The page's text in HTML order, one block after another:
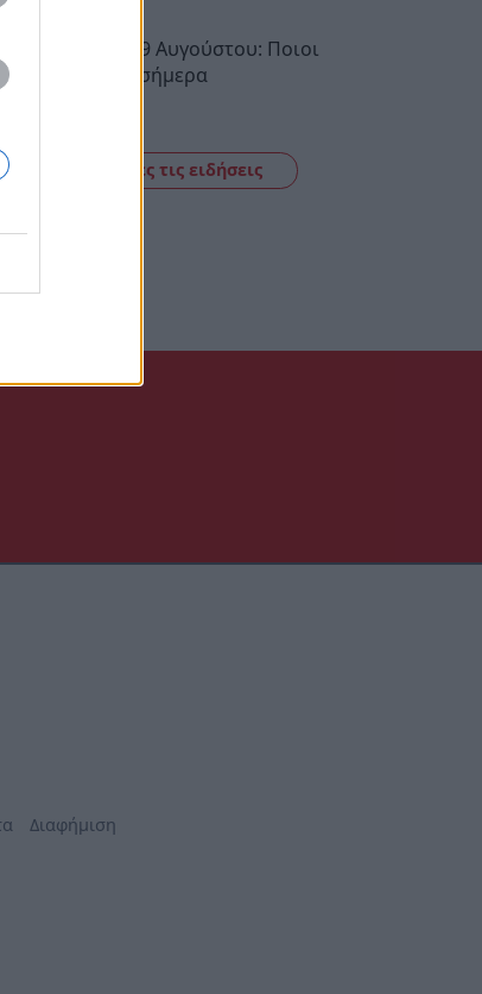
Εορτολόγιο 9 Αυγούστου: Ποιοι
γιορτάζουν σήμερα
Δείτε όλες τις ειδήσεις
Διαφήμιση